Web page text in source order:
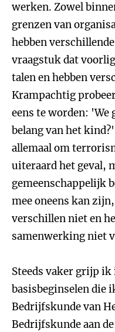
werken. Zowel
grenzen van
hebben
vraagstuk dat
talen en hebben
Krampachtig
eens te worden: 'We
belang van het
allemaal om
uiteraard het geval,
gemeenschappelijk
mee oneens kan
verschillen niet en
samenwerking niet
Steeds vaker grijp
basisbeginselen die
Bedrijfskunde van
Bedrijfskunde aan